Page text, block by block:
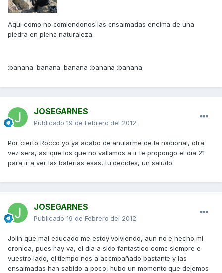
Aqui como no comiendonos las ensaimadas encima de una
piedra en plena naturaleza.
:banana :banana :banana :banana :banana
JOSEGARNES
Publicado 19 de Febrero del 2012
Por cierto Rocco yo ya acabo de anularme de la nacional, otra
vez sera, asi que los que no vallamos a ir te propongo el dia 21
para ir a ver las baterias esas, tu decides, un saludo
JOSEGARNES
Publicado 19 de Febrero del 2012
Jolin que mal educado me estoy volviendo, aun no e hecho mi
cronica, pues hay va, el dia a sido fantastico como siempre e
vuestro lado, el tiempo nos a acompañado bastante y las
ensaimadas han sabido a poco, hubo un momento que dejemos